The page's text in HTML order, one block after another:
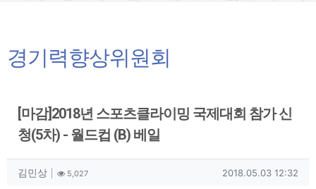
경기력향상위원회
[마감]2018년 스포츠클라이밍 국제대회 참가 신
청(5차) - 월드컵 (B) 베일
작성자 정보
김민상 작성5,027조회 작성일
2018.05.03 12:32